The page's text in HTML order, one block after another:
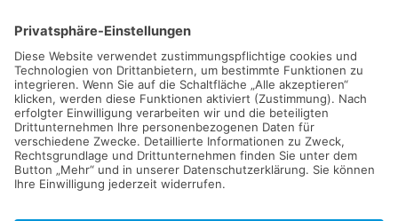
285.000 €
Kaufen Verkaufen Mieten Vermieten
Kontakt Impressum